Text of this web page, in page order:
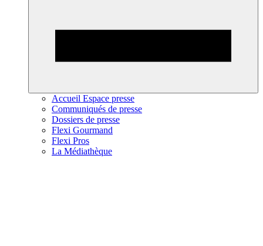
Accueil Espace presse
Communiqués de presse
Dossiers de presse
Flexi Gourmand
Flexi Pros
La Médiathèque